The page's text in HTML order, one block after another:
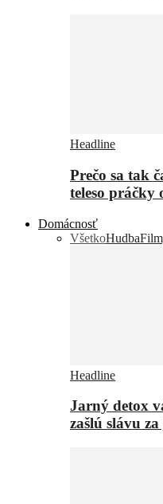
Headline
Prečo sa tak
teleso
Domácnosť
VšetkoHudba
Headline
Jarný detox
zašlú slávu